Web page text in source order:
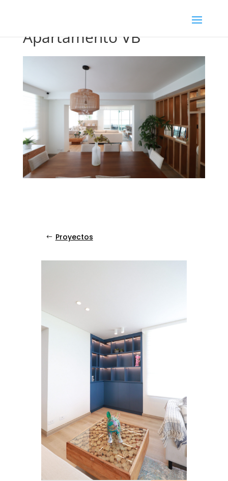
Apartamento VB
Proyectos